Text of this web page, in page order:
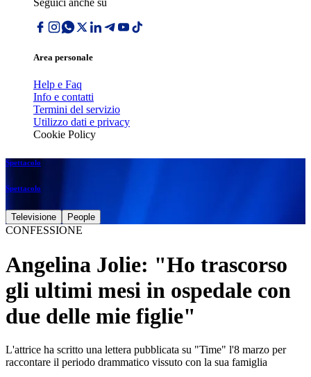
Seguici anche su
Area personale
Help e Faq
Info e contatti
Termini del servizio
Utilizzo dati e privacy
Cookie Policy
Spettacolo
Spettacolo
Televisione People
CONFESSIONE
Angelina Jolie: "Ho trascorso
gli ultimi mesi in ospedale con
due delle mie figlie"
L'attrice ha scritto una lettera pubblicata su "Time" l'8 marzo per
raccontare il periodo drammatico vissuto con la sua famiglia